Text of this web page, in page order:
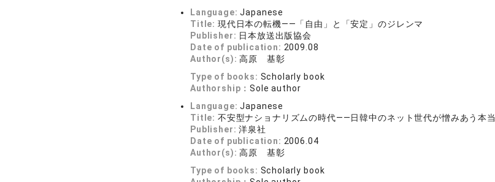
Language:Japanese
Title: 現代日本の転機――「自由」と「安定」のジレンマ
Publisher: 日本放送出版協会
Date of publication: 2009.08
Author(s):高原 基彰
Type of books: Scholarly book
Authorship：Sole author
Language:Japanese
Title: 不安型ナショナリズムの時代――日韓中のネット世代が憎みあう本
Publisher:洋泉社
Date of publication: 2006.04
Author(s):高原 基彰
Type of books: Scholarly book